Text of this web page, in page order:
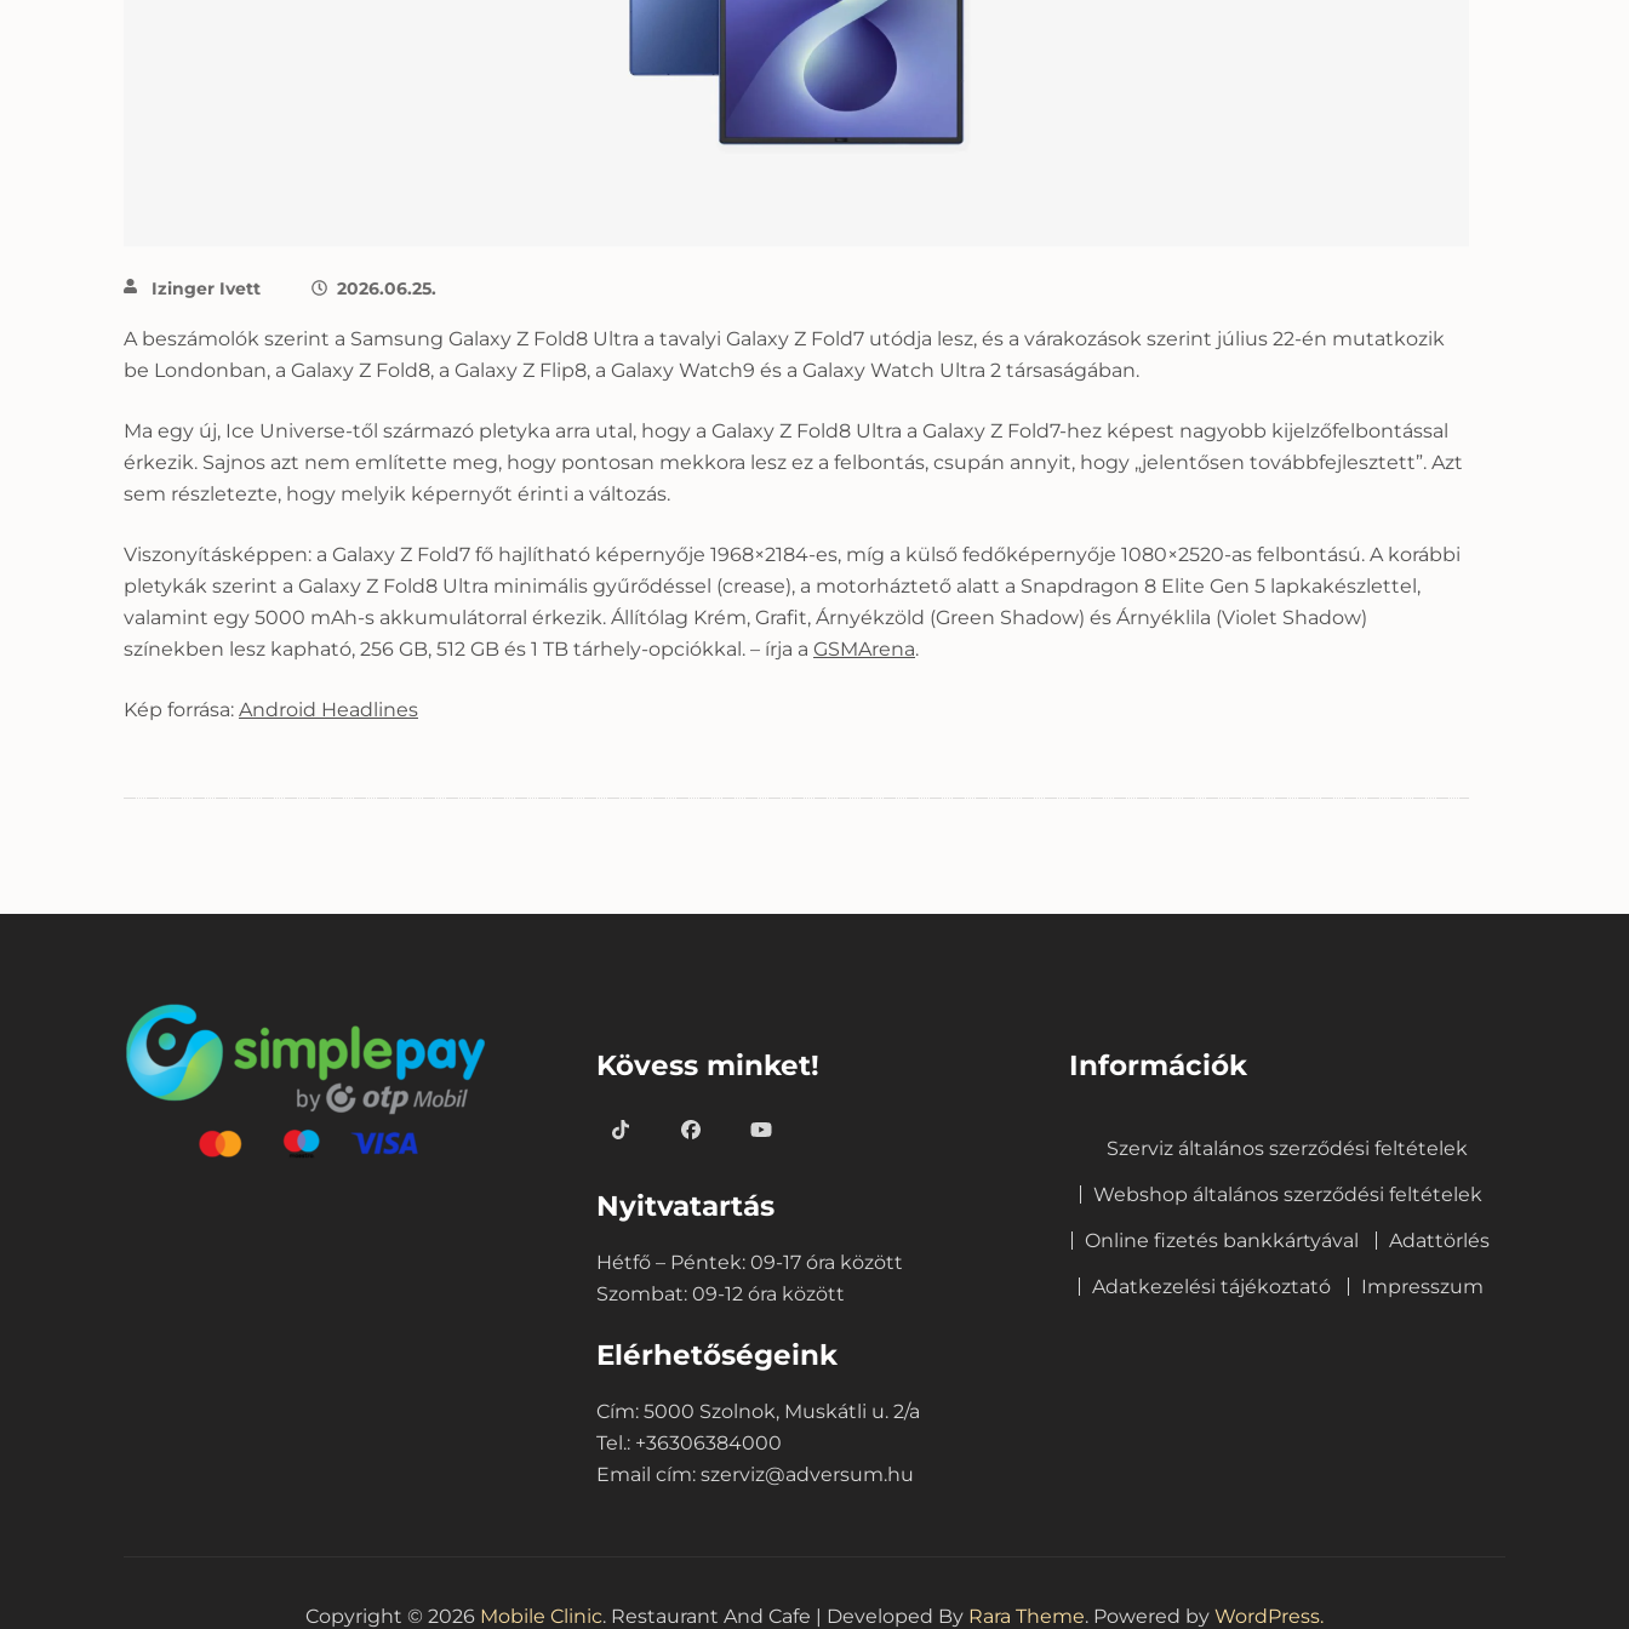
Izinger Ivett 2026.06.25.
A beszámolók szerint a Samsung Galaxy Z Fold8 Ultra a tavalyi Galaxy Z Fold7 utódja lesz, és a várakozások szerint július 22-én mutatkozik
be Londonban, a Galaxy Z Fold8, a Galaxy Z Flip8, a Galaxy Watch9 és a Galaxy Watch Ultra 2 társaságában.
Ma egy új, Ice Universe-től származó pletyka arra utal, hogy a Galaxy Z Fold8 Ultra a Galaxy Z Fold7-hez képest nagyobb kijelzőfelbontással
érkezik. Sajnos azt nem említette meg, hogy pontosan mekkora lesz ez a felbontás, csupán annyit, hogy „jelentősen továbbfejlesztett”. Azt
sem részletezte, hogy melyik képernyőt érinti a változás.
Viszonyításképpen: a Galaxy Z Fold7 fő hajlítható képernyője 1968×2184-es, míg a külső fedőképernyője 1080×2520-as felbontású. A korábbi
pletykák szerint a Galaxy Z Fold8 Ultra minimális gyűrődéssel (crease), a motorháztető alatt a Snapdragon 8 Elite Gen 5 lapkakészlettel,
valamint egy 5000 mAh-s akkumulátorral érkezik. Állítólag Krém, Grafit, Árnyékzöld (Green Shadow) és Árnyéklila (Violet Shadow)
színekben lesz kapható, 256 GB, 512 GB és 1 TB tárhely-opciókkal. – írja a GSMArena.
Kép forrása: Android Headlines
Kövess minket!
Nyitvatartás
Hétfő – Péntek: 09-17 óra között
Szombat: 09-12 óra között
Elérhetőségeink
Cím: 5000 Szolnok, Muskátli u. 2/a
Tel.: +36306384000
Email cím: szerviz@adversum.hu
Információk
Szerviz általános szerződési feltételek
Webshop általános szerződési feltételek
Online fizetés bankkártyával
Adattörlés
Adatkezelési tájékoztató
Impresszum
Copyright © 2026 Mobile Clinic. Restaurant And Cafe | Developed By Rara Theme. Powered by WordPress.